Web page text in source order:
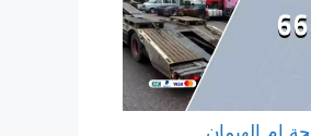
ام الهيمان